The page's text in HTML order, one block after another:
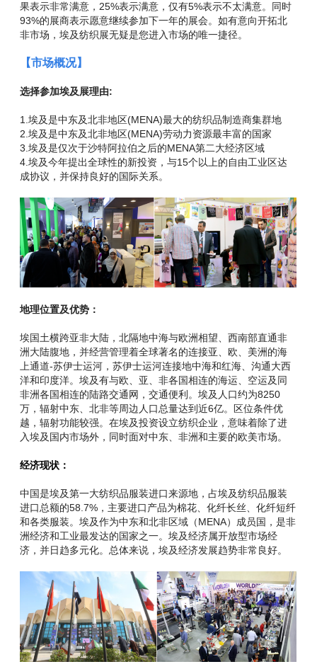
果表示非常满意，25%表示满意，仅有5%表示不太满意。同时
93%的展商表示愿意继续参加下一年的展会。如有意向开拓北
非市场，埃及纺织展无疑是您进入市场的唯一捷径。
【市场概况】
选择参加埃及展理由:
1.埃及是中东及北非地区(MENA)最大的纺织品制造商集群地
2.埃及是中东及北非地区(MENA)劳动力资源最丰富的国家
3.埃及是仅次于沙特阿拉伯之后的MENA第二大经济区域
4.埃及今年提出全球性的新投资，与15个以上的自由工业区达
成协议，并保持良好的国际关系。
地理位置及优势：
埃国土横跨亚非大陆，北隔地中海与欧洲相望、西南部直通非
洲大陆腹地，并经营管理着全球著名的连接亚、欧、美洲的海
上通道-苏伊士运河，苏伊士运河连接地中海和红海、沟通大西
洋和印度洋。埃及有与欧、亚、非各国相连的海运、空运及同
非洲各国相连的陆路交通网，交通便利。埃及人口约为8250
万，辐射中东、北非等周边人口总量达到近6亿。区位条件优
越，辐射功能较强。在埃及投资设立纺织企业，意味着除了进
入埃及国内市场外，同时面对中东、非洲和主要的欧美市场。
经济现状：
中国是埃及第一大纺织品服装进口来源地，占埃及纺织品服装
进口总额的58.7%，主要进口产品为棉花、化纤长丝、化纤短纤
和各类服装。埃及作为中东和北非区域（MENA）成员国，是非
洲经济和工业最发达的国家之一。埃及经济属开放型市场经
济，并日趋多元化。总体来说，埃及经济发展趋势非常良好。